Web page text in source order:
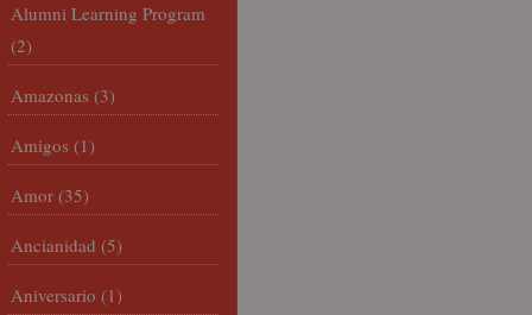
Alumni Learning Program
(2)
Amazonas (3)
Amigos (1)
Amor (35)
Ancianidad (5)
Aniversario (1)